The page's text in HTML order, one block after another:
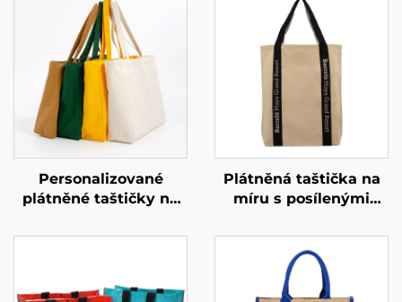
Personalizované
plátněné taštičky na
své značky pomocí
Plátněná taštička na
míru s posílenými
nosná taštička pro
každodenní použití